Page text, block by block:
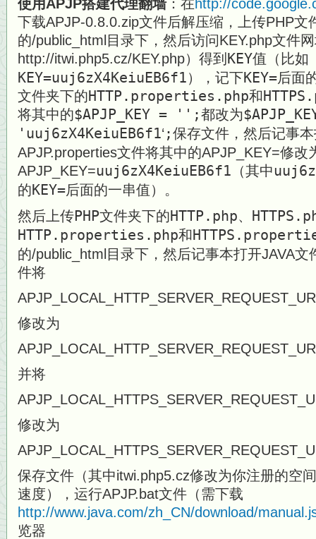
使用APJP搭建代理翻墙：在http://
下载APJP-0.8.0.zip文件后解压缩，上传PHP文
的/public_html目录下，然后访问KEY.php文件
http://itwi.php5.cz/KEY.php）得到 KEY值（比如
KEY=uuj6zX4KeiuEB6f1），记下KEY=后面
文件夹下的HTTP.properties.php和
将其中的$APJP_KEY = '';都改为
' uuj6zX4KeiuEB6f1‘;保存文件， 然后记事
APJP.properties文件将其中的APJP_KEY=修改
APJP_KEY=uuj6zX4KeiuEB6f1 （其中
的KEY=后面的一串值）。
然后上传PHP文件夹下的HTTP.php、
HTTP.properties.php和
的/public_html目录下，然后记事本打开JAVA文
件将
修改为
并将
修改为
保存文件（其中itwi.php5.cz修改为你注册的空
速度），运行APJP.bat文件（需下载
http://www.java.com/zh_CN/download/
览器